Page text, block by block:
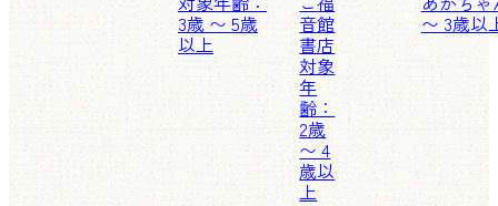
3歳 〜 5歳
以上
音館
書店
対象
年
齢：
2歳
〜 4
歳以
上
〜 3歳以